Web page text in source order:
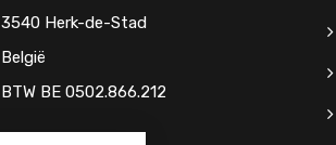
3540 Herk-de-Stad
België
BTW BE 0502.866.212